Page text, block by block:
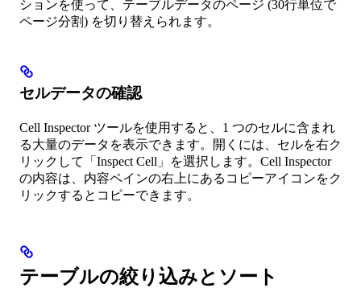
ションを使って、テーブルデータのページ (30行単位で
ページ分割) を切り替えられます。
セルデータの確認
Cell Inspector ツールを使用すると、1 つのセルに含まれ
る大量のデータを表示できます。開くには、セルを右ク
リックして「Inspect Cell」を選択します。Cell Inspector
の内容は、内容ペインの右上にあるコピーアイコンをク
リックするとコピーできます。
テーブルの絞り込みとソート